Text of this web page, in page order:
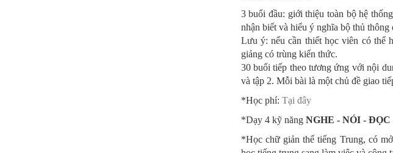
3 buổi đầu: giới thiệu toàn bộ hệ
nhận biết và hiểu ý nghĩa bộ thủ thông
Lưu ý: nếu cần thiết học viên có thể
giảng có trùng kiến thức.
30 buổi tiếp theo tương ứng với nội
và tập 2. Mỗi bài là một chủ đề giao
*Học phí: Tại đây
*Dạy 4 kỹ năngNGHE - NÓI - ĐỌC
*Học chữ giản thể tiếng Trung, có